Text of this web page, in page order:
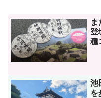
ま
登
種
池
を